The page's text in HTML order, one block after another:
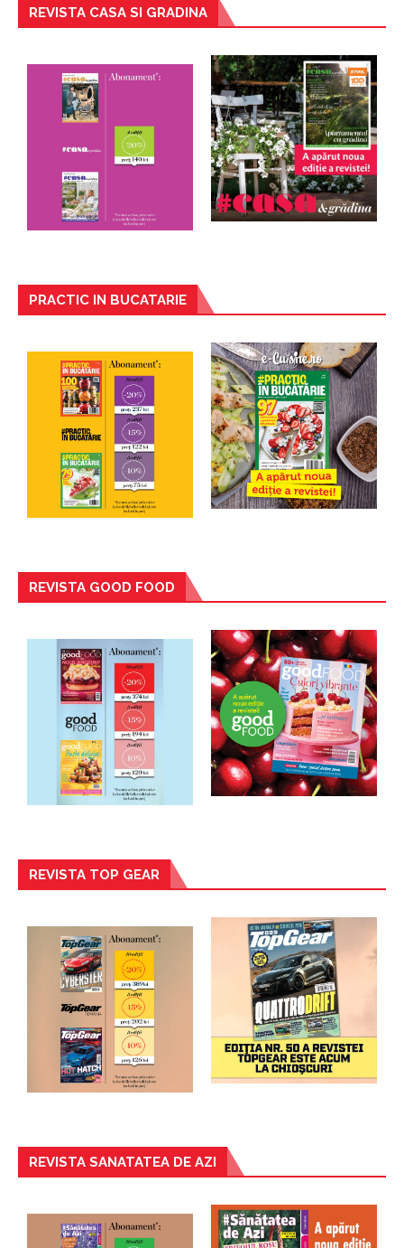
REVISTA CASA SI GRADINA
PRACTIC IN BUCATARIE
REVISTA GOOD FOOD
REVISTA TOP GEAR
REVISTA SANATATEA DE AZI